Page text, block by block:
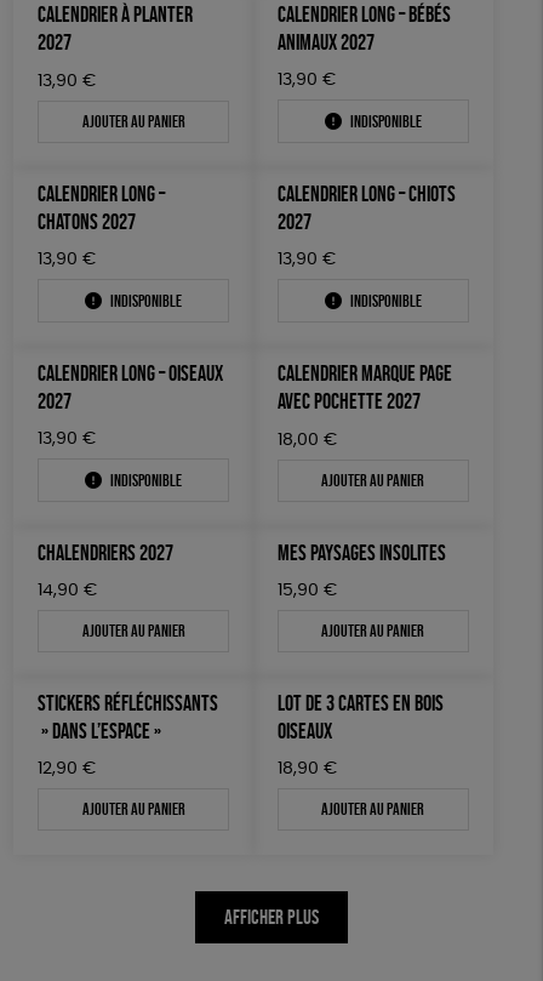
PAPETERIE
LIVRES
TOUT
150 € - 200 €
Plus de 200€
Fabriqué en France Agriculture Biologique
Biodégradable FSC
Fabrication artisanale
CALENDRIER À PLANTER
2027
13,90 €
Ajouter au panier
CALENDRIER LONG – BÉBÉS
ANIMAUX 2027
13,90 €
Indisponible
CALENDRIER LONG –
CHATONS 2027
13,90 €
Indisponible
CALENDRIER LONG – CHIOTS
2027
13,90 €
Indisponible
CALENDRIER LONG – OISEAUX
2027
13,90 €
Indisponible
CALENDRIER MARQUE PAGE
AVEC POCHETTE 2027
18,00 €
Ajouter au panier
CHALENDRIERS 2027
14,90 €
Ajouter au panier
MES PAYSAGES INSOLITES
15,90 €
Ajouter au panier
STICKERS RÉFLÉCHISSANTS
» DANS L’ESPACE »
12,90 €
Ajouter au panier
LOT DE 3 CARTES EN BOIS
OISEAUX
18,90 €
Ajouter au panier
AFFICHER PLUS